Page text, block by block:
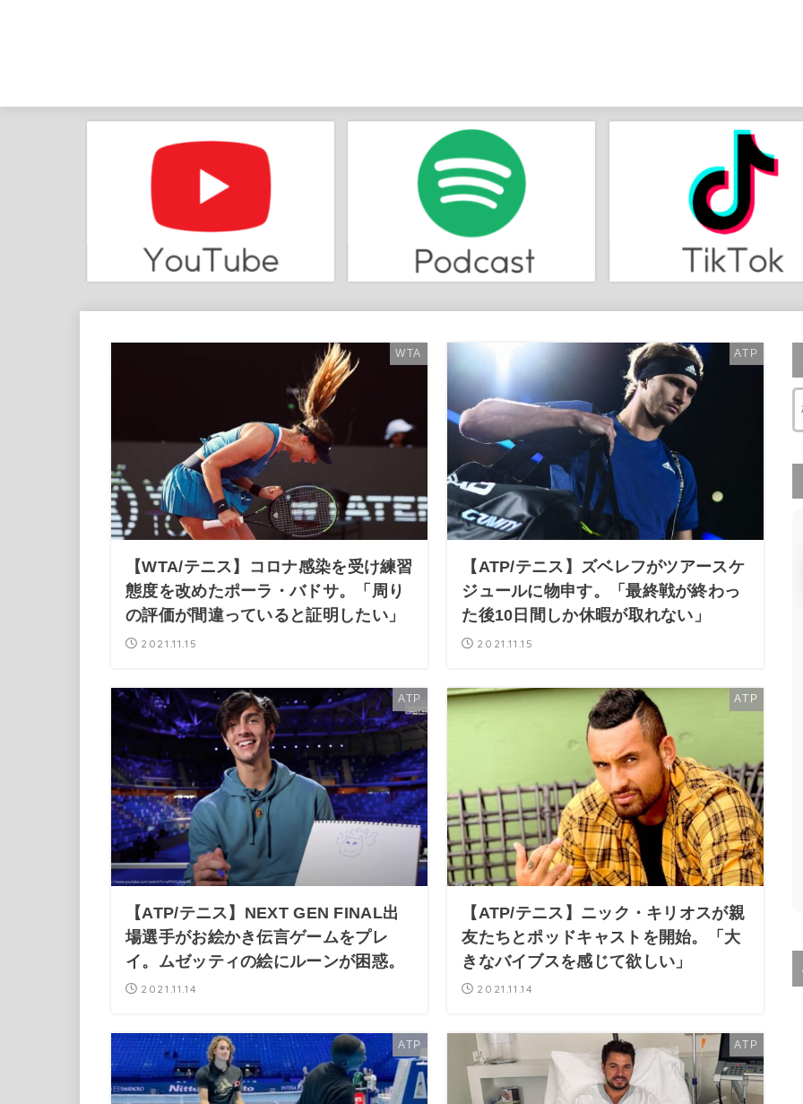
WTA
【WTA/テニス】コロナ感染を受け練習
態度を改めたポーラ・バドサ。「周り
の評価が間違っていると証明したい」
2021.11.15
ATP
【ATP/テニス】ズベレフがツアースケ
ジュールに物申す。「最終戦が終わっ
た後10日間しか休暇が取れない」
2021.11.15
ATP
【ATP/テニス】NEXT GEN FINAL出
場選手がお絵かき伝言ゲームをプレ
イ。ムゼッティの絵にルーンが困惑。
2021.11.14
ATP
【ATP/テニス】ニック・キリオスが親
友たちとポッドキャストを開始。「大
きなバイブスを感じて欲しい」
2021.11.14
ATP ATP